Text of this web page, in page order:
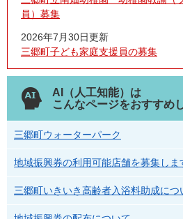
員）募集
2026年7月30日更新
三郷町子ども家庭支援員の募集
AI（人工知能）は
こんなページをおすすめ
三郷町ウォーターパーク
地域振興券の利用可能店舗を募集しま
三郷町いきいき高齢者入浴料助成につ